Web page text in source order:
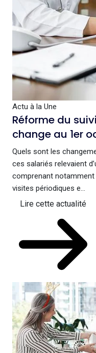
Actu à la Une
Réforme du
change au 1er
Quels sont les
ces salariés relevaient
comprenant notamment
visites périodiques e...
Lire cette actualité